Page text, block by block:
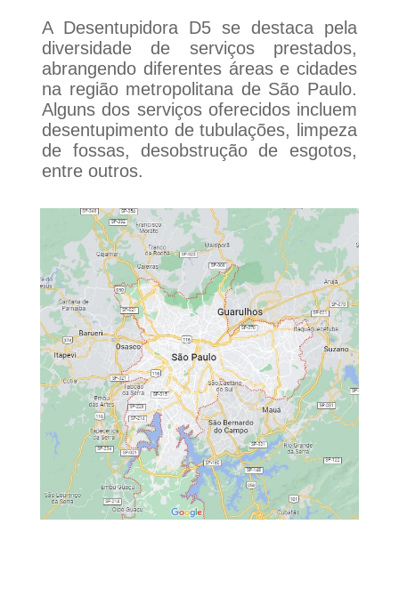
A Desentupidora D5 se destaca pela
diversidade de serviços prestados,
abrangendo diferentes áreas e cidades
na região metropolitana de São Paulo.
Alguns dos serviços oferecidos incluem
desentupimento de tubulações, limpeza
de fossas, desobstrução de esgotos,
entre outros.